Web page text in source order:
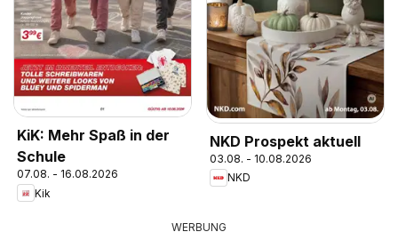
KiK: Mehr Spaß in der
Schule
07.08. - 16.08.2026
Kik
NKD Prospekt aktuell
03.08. - 10.08.2026
NKD
WERBUNG